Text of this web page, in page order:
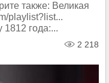
также: Великая
playlist?list...
1812 года:...
2 218